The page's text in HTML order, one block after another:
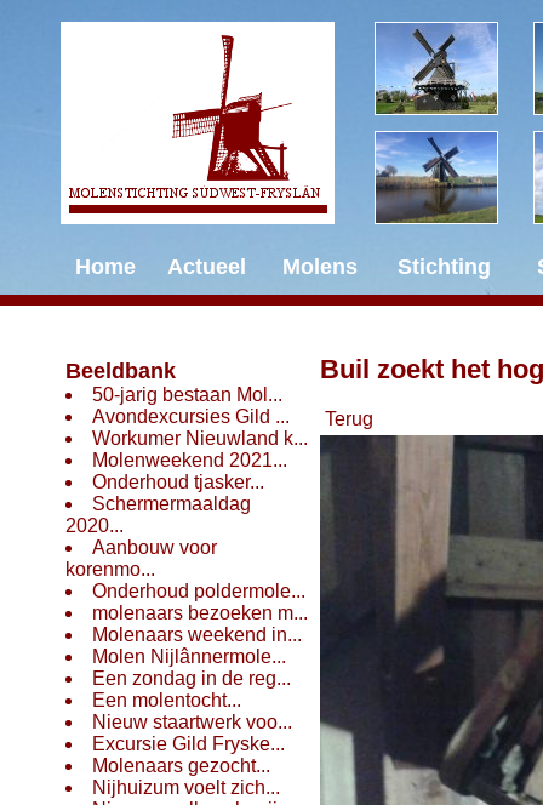
Home Actueel Molens Stichting
Beeldbank
50-jarig bestaan Mol...
Avondexcursies Gild ...
Workumer Nieuwland k...
Molenweekend 2021...
Onderhoud tjasker...
Schermermaaldag
2020...
Aanbouw voor
korenmo...
Onderhoud poldermole...
molenaars bezoeken m...
Molenaars weekend in...
Molen Nijlânnermole...
Een zondag in de reg...
Een molentocht...
Nieuw staartwerk voo...
Excursie Gild Fryske...
Molenaars gezocht...
Nijhuizum voelt zich...
Buil zoekt het
Terug